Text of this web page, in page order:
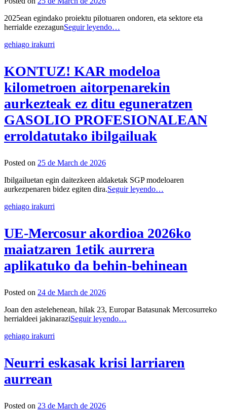
2025ean egindako proiektu pilotuaren ondoren, eta sektore eta
herrialde ezezagunSeguir leyendo…
gehiago irakurri
KONTUZ! KAR modeloa
kilometroen aitorpenarekin
aurkezteak ez ditu eguneratzen
GASOLIO PROFESIONALEAN
erroldatutako ibilgailuak
Posted on 25 de March de 2026
Ibilgailuetan egin daitezkeen aldaketak SGP modeloaren
aurkezpenaren bidez egiten dira.Seguir leyendo…
gehiago irakurri
UE-Mercosur akordioa 2026ko
maiatzaren 1etik aurrera
aplikatuko da behin-behinean
Posted on 24 de March de 2026
Joan den astelehenean, hilak 23, Europar Batasunak Mercosurreko
herrialdeei jakinaraziSeguir leyendo…
gehiago irakurri
Neurri eskasak krisi larriaren
aurrean
Posted on 23 de March de 2026